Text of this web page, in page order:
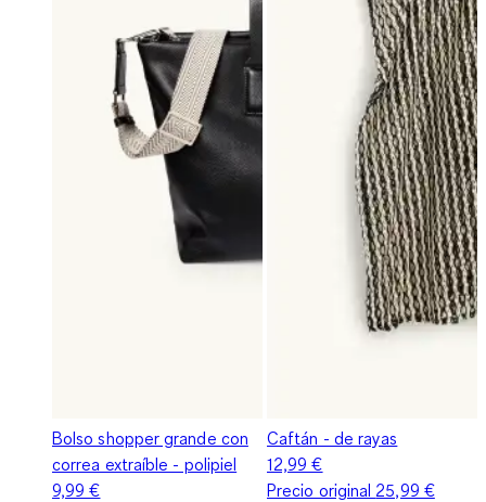
Bolso shopper grande con
correa extraíble - polipiel
9,99 €
Caftán - de rayas
12,99 €
Precio original 25,99 €